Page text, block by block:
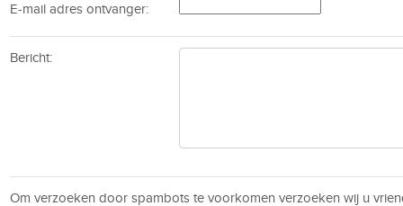
E-mail adres ontvanger:
Bericht:
Om verzoeken door spambots te voorkomen verzoeken wij u